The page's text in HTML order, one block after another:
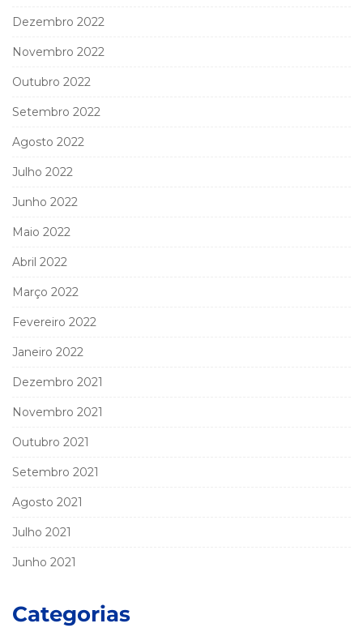
Dezembro 2022
Novembro 2022
Outubro 2022
Setembro 2022
Agosto 2022
Julho 2022
Junho 2022
Maio 2022
Abril 2022
Março 2022
Fevereiro 2022
Janeiro 2022
Dezembro 2021
Novembro 2021
Outubro 2021
Setembro 2021
Agosto 2021
Julho 2021
Junho 2021
Categorias